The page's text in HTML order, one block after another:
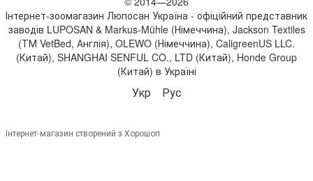
Інтернет-зоомагазин Люпосан Україна - офіційний представник
заводів LUPOSAN & Markus-Mühle (Німеччина), Jackson Textiles
(ТМ VetBed, Англія), OLEWO (Німеччина), CaligreenUS LLC.
(Китай), SHANGHAI SENFUL CO., LTD (Китай), Honde Group
(Китай) в Україні
Укр Рус
Інтернет-магазин створений з Хорошоп